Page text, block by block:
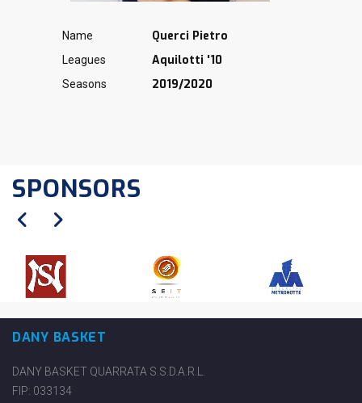
Name Querci Pietro
Leagues Aquilotti '10
Seasons 2019/2020
SPONSORS
DANY BASKET
DANY BASKET QUARRATA S.S.D.A.R.L.
FIP: 033134